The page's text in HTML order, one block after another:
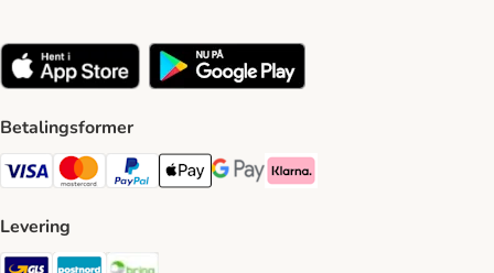
Betalingsformer
VISA Payment Method
Mastercard Payment Method
Paypal Payment Method
Apple Pay Payment Method
Google Pay Payment Method
Klarna Payment Method
Levering
GLS Shipping Method
Postnord Shipping Method